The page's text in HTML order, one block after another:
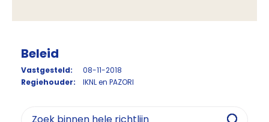
Beleid
Vastgesteld:
08-11-2018
Regiehouder:
IKNL en PAZORI